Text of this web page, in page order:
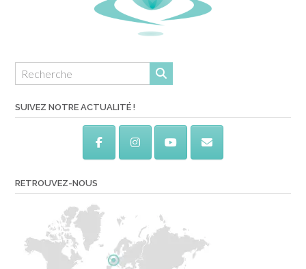
SUIVEZ NOTRE ACTUALITÉ !
RETROUVEZ-NOUS